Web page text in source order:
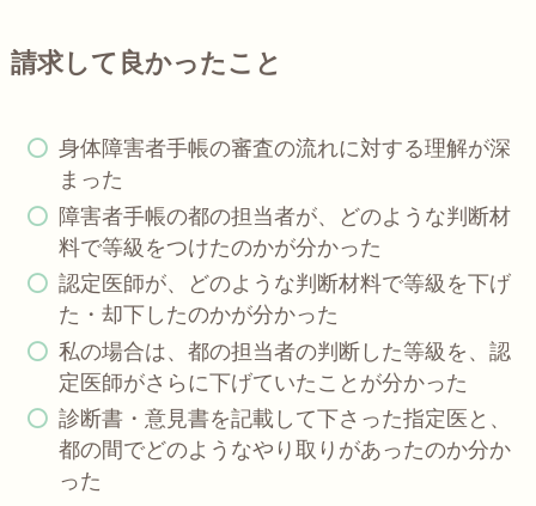
請求して良かったこと
身体障害者手帳の審査の流れに対する理解が深
まった
障害者手帳の都の担当者が、どのような判断材
料で等級をつけたのかが分かった
認定医師が、どのような判断材料で等級を下げ
た・却下したのかが分かった
私の場合は、都の担当者の判断した等級を、認
定医師がさらに下げていたことが分かった
診断書・意見書を記載して下さった指定医と、
都の間でどのようなやり取りがあったのか分か
った